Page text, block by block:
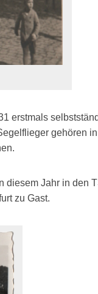
erstmals
gehören in
diesem Jahr in den
zu Gast.